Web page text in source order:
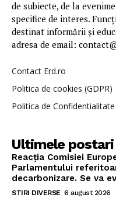
de subiecte, de la
specifice de interes.
destinat informării și
adresa de email:
Contact Erd.ro
Politica de cookies (GDPR)
Politica de Confidentialitate
Ultimele postari
Reacția Comisiei
Parlamentului
decarbonizare. Se va
STIRI DIVERSE 6 august 2026